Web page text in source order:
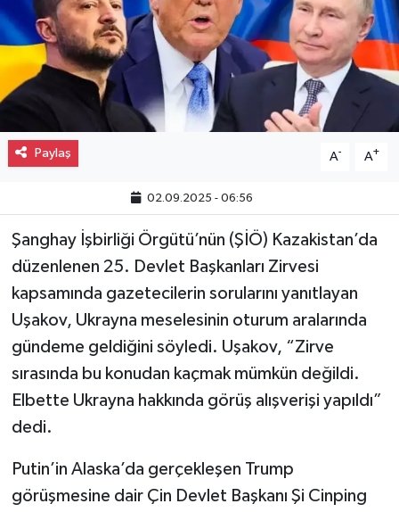
Paylaş A- A+
02.09.2025 - 06:56
Şanghay İşbirliği Örgütü’nün (ŞİÖ) Kazakistan’da
düzenlenen 25. Devlet Başkanları Zirvesi
kapsamında gazetecilerin sorularını yanıtlayan
Uşakov, Ukrayna meselesinin oturum aralarında
gündeme geldiğini söyledi. Uşakov, “Zirve
sırasında bu konudan kaçmak mümkün değildi.
Elbette Ukrayna hakkında görüş alışverişi yapıldı”
dedi.
Putin’in Alaska’da gerçekleşen Trump
görüşmesine dair Çin Devlet Başkanı Şi Cinping
Eğitim